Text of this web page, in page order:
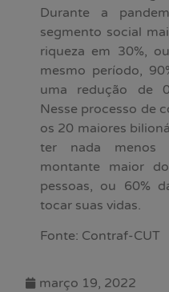
Durante a
segmento social
riqueza em 30%,
mesmo período,
uma redução de
Nesse processo de
os 20 maiores
ter nada menos
montante maior
pessoas, ou 60%
tocar suas vidas.
Fonte: Contraf-CUT
março 19, 2022